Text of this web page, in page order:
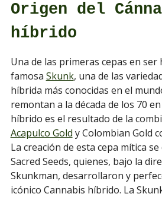
Origen del
híbrido
Una de las primeras cepas en
famosa Skunk, una de las
híbrida más conocidas en el
remontan a la década de los 70
híbrido es el resultado de la
Acapulco Gold y Colombian Gold
La creación de esta cepa mítica
Sacred Seeds, quienes, bajo la
Skunkman, desarrollaron y
icónico Cannabis híbrido. La